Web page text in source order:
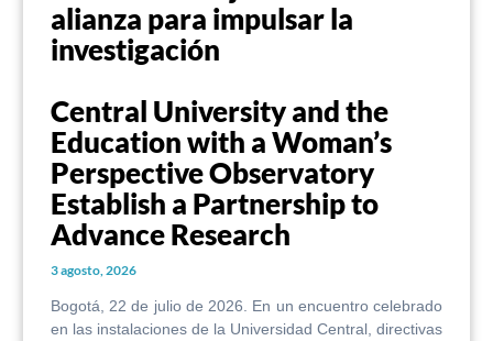
alianza para impulsar la
investigación
Central University and the
Education with a Woman’s
Perspective Observatory
Establish a Partnership to
Advance Research
3 agosto, 2026
Bogotá, 22 de julio de 2026. En un encuentro celebrado
en las instalaciones de la Universidad Central, directivas